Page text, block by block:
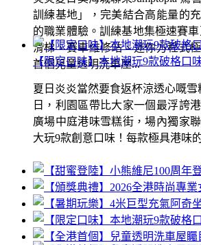
訓練基地」，完美結合高能量的
的職業體驗。訓練基地集極速賽
滑梯、賽車維修站、迷你方程式
首個兒童透明洗車屋...
【限定口味】本地潮玩9款破格口
夏日炎炎當然要食返杯涼透心嘅雪
日，利園區帶比大家一個最浮誇
廣場中庭港味雪糕街，場內獨家
大玩9款創意口味！每款極具港味